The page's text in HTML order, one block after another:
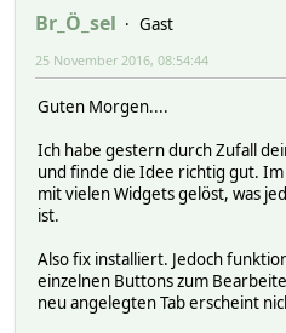
Br_Ö_sel
Gast
25 November 2016, 08:54:44
Guten Morgen....
Ich habe gestern durch Zufall
und finde die Idee richtig gut.
mit vielen Widgets gelöst, was
ist.
Also fix installiert. Jedoch
einzelnen Buttons zum
neu angelegten Tab erscheint